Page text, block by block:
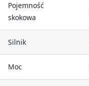
Pojemność
skokowa
Silnik
Moc